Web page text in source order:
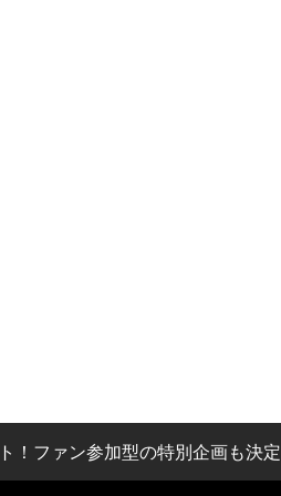
！ファン参加型の特別企画も決定